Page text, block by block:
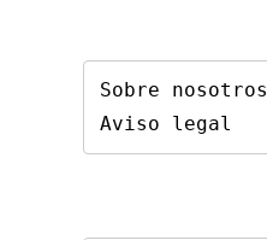
Sobre nosotros
Aviso legal